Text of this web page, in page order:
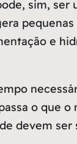
sim,
e
o que
devem ser